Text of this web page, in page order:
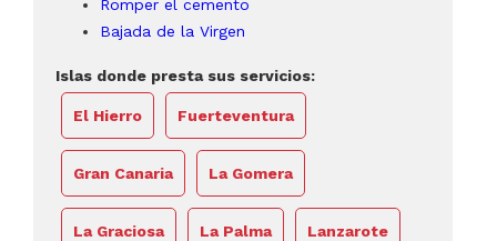
Romper el cemento
Bajada de la Virgen
Islas donde presta sus servicios:
El Hierro Fuerteventura
Gran Canaria La Gomera
La Graciosa La Palma Lanzarote